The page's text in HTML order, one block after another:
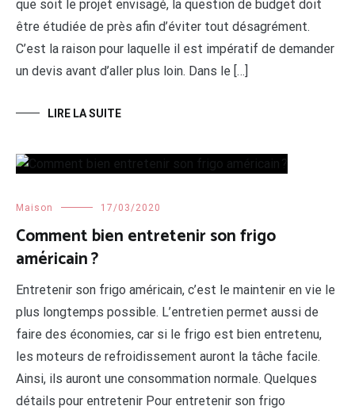
que soit le projet envisagé, la question de budget doit
être étudiée de près afin d’éviter tout désagrément.
C’est la raison pour laquelle il est impératif de demander
un devis avant d’aller plus loin. Dans le […]
LIRE LA SUITE
Maison 17/03/2020
Comment bien entretenir son frigo
américain ?
Entretenir son frigo américain, c’est le maintenir en vie le
plus longtemps possible. L’entretien permet aussi de
faire des économies, car si le frigo est bien entretenu,
les moteurs de refroidissement auront la tâche facile.
Ainsi, ils auront une consommation normale. Quelques
détails pour entretenir Pour entretenir son frigo